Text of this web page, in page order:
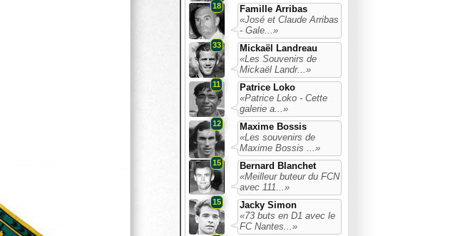
18
Famille Arribas
«José et Claude Arribas
- Gale...»
33
Mickaël Landreau
«Les Souvenirs de
Mickaël Landr...»
11
Patrice Loko
«Patrice Loko - Cette
galerie a...»
12
Maxime Bossis
«Les souvenirs de
Maxime Bossis ...»
15
Bernard Blanchet
«Meilleur buteur du FCN
avec 111...»
15
Jacky Simon
«73 buts en D1 avec le
FC Nantes...»